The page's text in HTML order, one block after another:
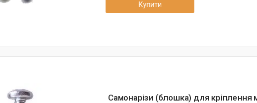
Купити
Самонарізи (блошка) для кріплення